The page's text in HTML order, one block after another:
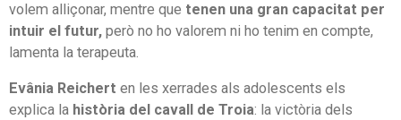
volem alliçonar, mentre que tenen una gran capacitat per
intuir el futur, però no ho valorem ni ho tenim en compte,
lamenta la terapeuta.
Evânia Reichert en les xerrades als adolescents els
explica la història del cavall de Troia: la victòria dels